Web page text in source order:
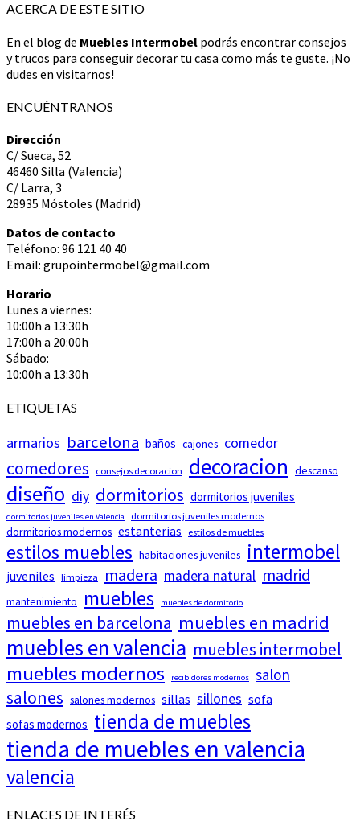
ACERCA DE ESTE SITIO
En el blog de Muebles Intermobel podrás encontrar consejos
y trucos para conseguir decorar tu casa como más te guste. ¡No
dudes en visitarnos!
ENCUÉNTRANOS
Dirección
C/ Sueca, 52
46460 Silla (Valencia)
C/ Larra, 3
28935 Móstoles (Madrid)
Datos de contacto
Teléfono: 96 121 40 40
Email: grupointermobel@gmail.com
Horario
Lunes a viernes:
10:00h a 13:30h
17:00h a 20:00h
Sábado:
10:00h a 13:30h
ETIQUETAS
armarios barcelona baños cajones comedor
comedores consejos decoracion decoracion descanso
diseño diy dormitorios dormitorios juveniles
dormitorios juveniles en Valencia dormitorios juveniles modernos
dormitorios modernos estanterias estilos de muebles
estilos muebles habitaciones juveniles intermobel
juveniles limpieza madera madera natural madrid
mantenimiento muebles muebles de dormitorio
muebles en barcelona muebles en madrid
muebles en valencia muebles intermobel
muebles modernos recibidores modernos salon
salones salones modernos sillas sillones sofa
sofas modernos tienda de muebles
tienda de muebles en valencia
valencia
ENLACES DE INTERÉS